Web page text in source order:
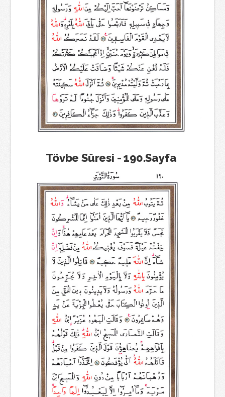
Tövbe Sûresi - 190.Sayfa